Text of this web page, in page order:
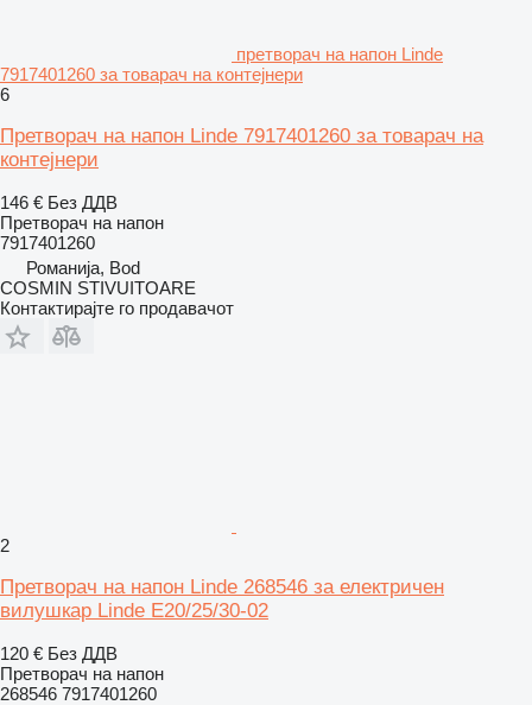
претворач на напон Linde
7917401260 за товарач на контејнери
6
Претворач на напон Linde 7917401260 за товарач на
контејнери
146 € Без ДДВ
Претворач на напон
7917401260
Романија, Bod
COSMIN STIVUITOARE
Контактирајте го продавачот
2
Претворач на напон Linde 268546 за електричен
вилушкар Linde E20/25/30-02
120 € Без ДДВ
Претворач на напон
268546 7917401260